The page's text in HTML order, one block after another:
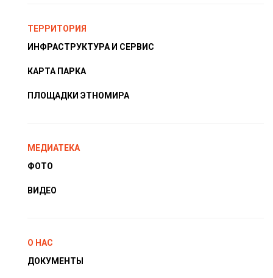
ТЕРРИТОРИЯ
ИНФРАСТРУКТУРА И СЕРВИС
КАРТА ПАРКА
ПЛОЩАДКИ ЭТНОМИРА
МЕДИАТЕКА
ФОТО
ВИДЕО
О НАС
ДОКУМЕНТЫ